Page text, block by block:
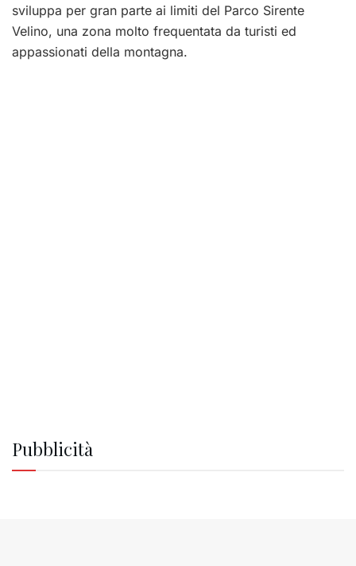
sviluppa per gran parte ai limiti del Parco Sirente
Velino, una zona molto frequentata da turisti ed
appassionati della montagna.
Pubblicità